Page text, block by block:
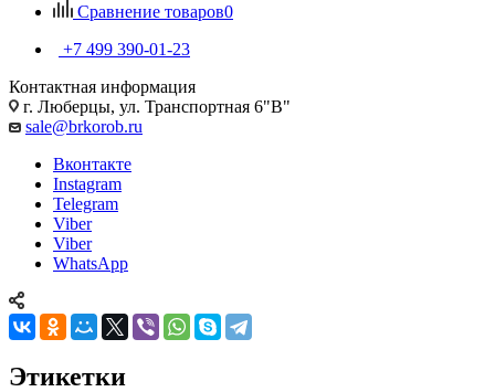
Сравнение товаров0
+7 499 390-01-23
Контактная информация
г. Люберцы, ул. Транспортная 6"В"
sale@brkorob.ru
Вконтакте
Instagram
Telegram
Viber
Viber
WhatsApp
Этикетки